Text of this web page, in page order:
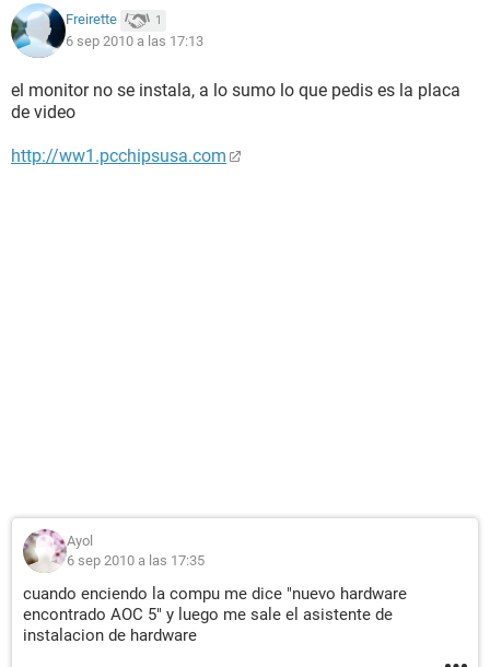
Freirette 1
6 sep 2010 a las 17:13
el monitor no se instala, a lo sumo lo que pedis es la placa
de video
http://ww1.pcchipsusa.com
Ayol
6 sep 2010 a las 17:35
cuando enciendo la compu me dice "nuevo hardware
encontrado AOC 5" y luego me sale el asistente de
instalacion de hardware